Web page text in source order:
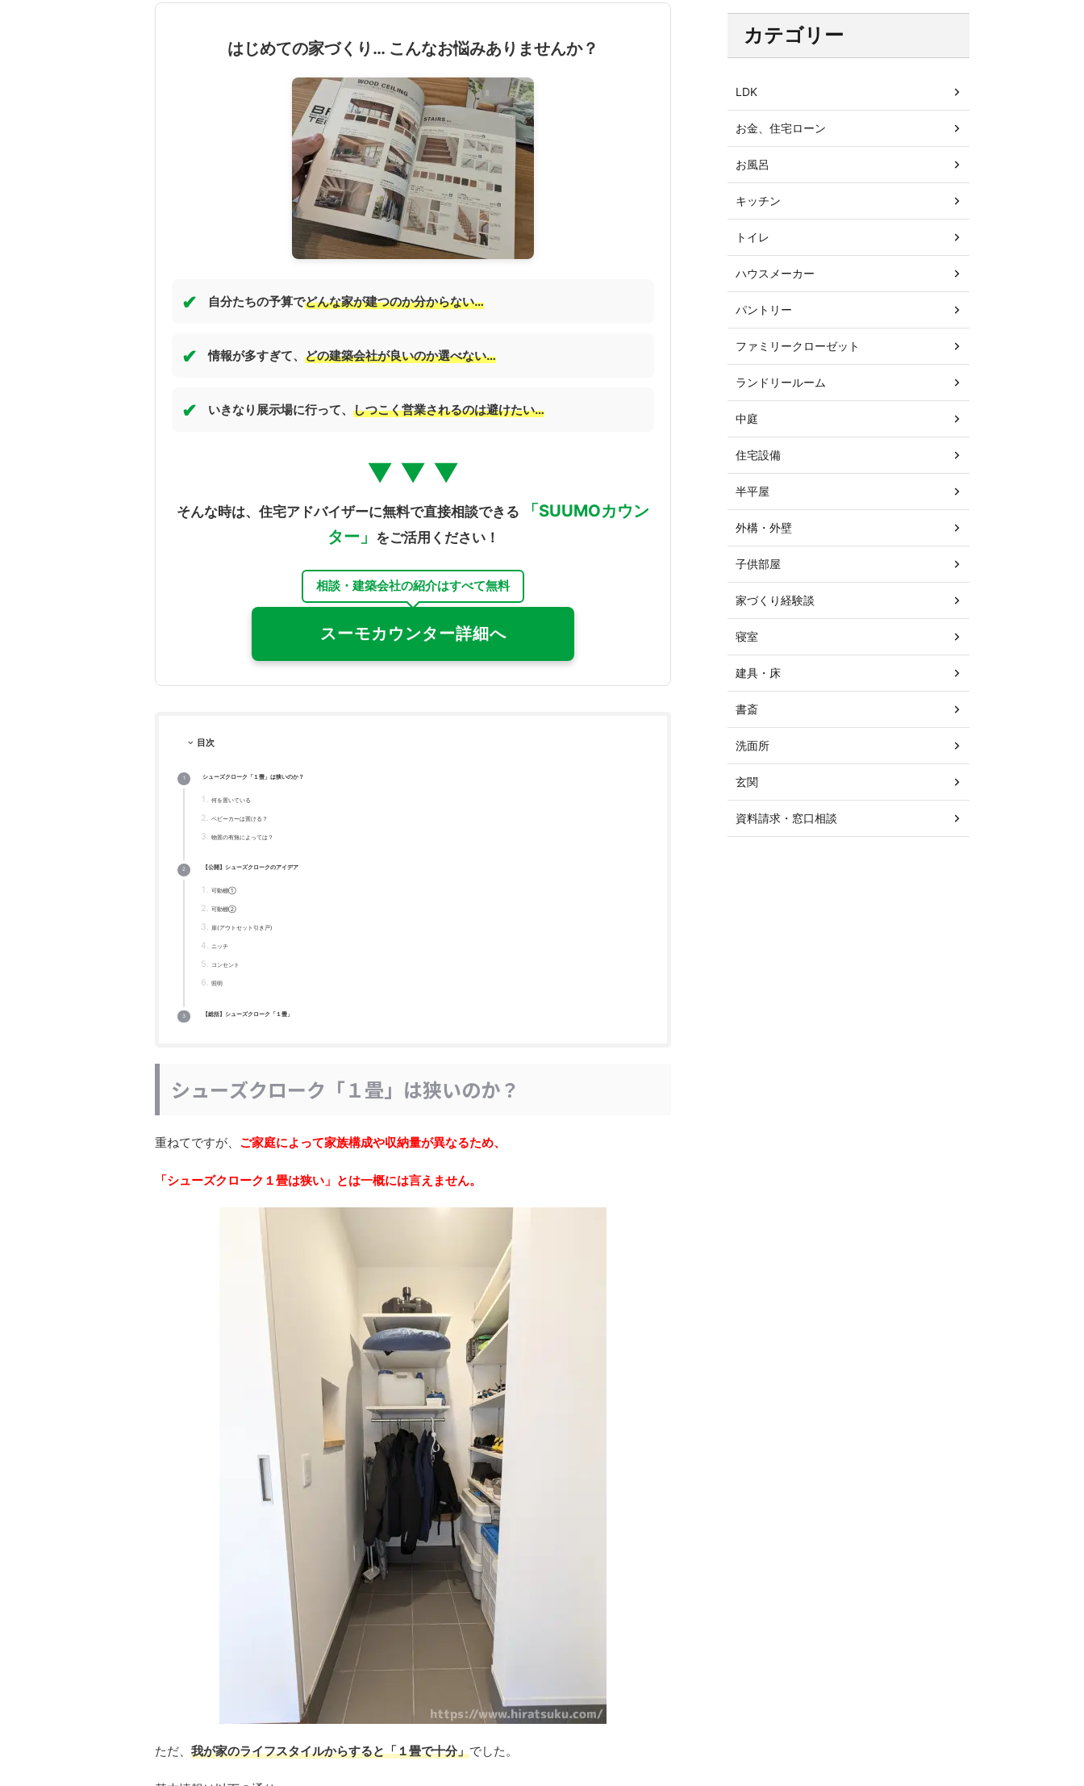
はじめての家づくり… こんなお悩みありませんか？
✔ 自分たちの予算でどんな家が建つのか分からない…
✔ 情報が多すぎて、 どの建築会社が良いのか選べない…
✔ いきなり展示場に行って、 しつこく営業されるのは避けたい…
▼ ▼ ▼
そんな時は、住宅アドバイザーに無料で直接相談できる
「SUUMOカウン
ター」 をご活用ください！
相談・建築会社の紹介はすべて無料
スーモカウンター詳細へ
目次
シューズクローク「１畳」は狭いのか？
何を置いている
ベビーカーは置ける？
物置の有無によっては？
【公開】シューズクロークのアイデア
可動棚①
可動棚②
扉(アウトセット引き戸)
ニッチ
コンセント
照明
【総括】シューズクローク「１畳」
シューズクローク「１畳」は狭いのか？
重ねてですが、 ご家庭によって家族構成や収納量が異なるため、
「シューズクローク１畳は狭い」とは一概には言えません。
ただ、 我が家のライフスタイルからすると「１畳で十分」でした。
カテゴリー
LDK
お金、住宅ローン
お風呂
キッチン
トイレ
ハウスメーカー
パントリー
ファミリークローゼット
ランドリールーム
中庭
住宅設備
半平屋
外構・外壁
子供部屋
家づくり経験談
寝室
建具・床
書斎
洗面所
玄関
資料請求・窓口相談